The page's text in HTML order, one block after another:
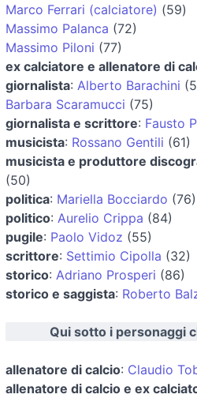
Marco Ferrari (calciatore) (59)
Massimo Palanca (72)
Massimo Piloni (77)
ex calciatore e allenatore di
giornalista: Alberto Barachini
Barbara Scaramucci (75)
giornalista e scrittore: Fausto
musicista: Rossano Gentili (61)
musicista e produttore
(50)
politica: Mariella Bocciardo (76)
politico: Aurelio Crippa (84)
pugile: Paolo Vidoz (55)
scrittore: Settimio Cipolla (32)
storico: Adriano Prosperi (86)
storico e saggista: Roberto
Qui sotto i personaggi
allenatore di calcio: Claudio
allenatore di calcio e ex